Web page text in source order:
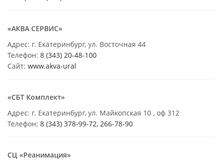
«АКВА СЕРВИС»
Адрес: г. Екатеринбург, ул. Восточная 44
Телефон: 8 (343) 20-48-100
Сайт: www.akva-ural
«СБТ Комплект»
Адрес: г. Екатеринбург, ул. Майкопская 10 , оф 312
Телефон: 8 (343) 378-99-72, 266-78-90
СЦ «Реанимация»